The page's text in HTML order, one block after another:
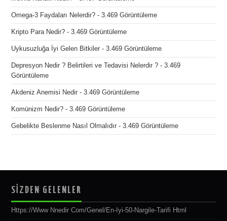
Omega-3 Faydaları Nelerdir? - 3.469 Görüntüleme
Kripto Para Nedir? - 3.469 Görüntüleme
Uykusuzluğa İyi Gelen Bitkiler - 3.469 Görüntüleme
Depresyon Nedir ? Belirtileri ve Tedavisi Nelerdir ? - 3.469
Görüntüleme
Akdeniz Anemisi Nedir - 3.469 Görüntüleme
Komünizm Nedir? - 3.469 Görüntüleme
Gebelikte Beslenme Nasıl Olmalıdır - 3.469 Görüntüleme
SİZDEN GELENLER
Https://www Nnedir Com/genel/en-Iyi-50-Nargile-Tarifi Html